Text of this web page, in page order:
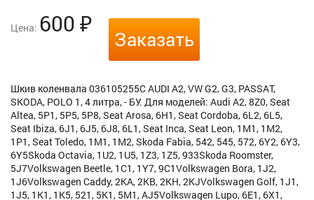
Цена: 600 ₽
Заказать
Шкив коленвала 036105255C AUDI A2, VW G2, G3, PASSAT,
SKODA, POLO 1, 4 литра, - БУ. Для моделей: Audi A2, 8Z0, Seat
Altea, 5P1, 5P5, 5P8, Seat Arosa, 6H1, Seat Cordoba, 6L2, 6L5,
Seat Ibiza, 6J1, 6J5, 6J8, 6L1, Seat Inca, Seat Leon, 1M1, 1M2,
1P1, Seat Toledo, 1M1, 1M2, Skoda Fabia, 542, 545, 572, 6Y2, 6Y3,
6Y5Skoda Octavia, 1U2, 1U5, 1Z3, 1Z5, 933Skoda Roomster,
5J7Volkswagen Beetle, 1C1, 1Y7, 9C1Volkswagen Bora, 1J2,
1J6Volkswagen Caddy, 2KA, 2KB, 2KH, 2KJVolkswagen Golf, 1J1,
1J5, 1K1, 1K5, 521, 5K1, 5M1, AJ5Volkswagen Lupo, 6E1, 6X1,